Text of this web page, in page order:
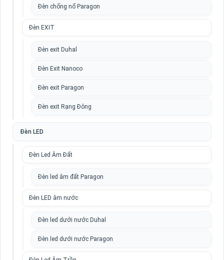
Đèn chống nổ Paragon
Đèn EXIT
Đèn exit Duhal
Đèn Exit Nanoco
Đèn exit Paragon
Đèn exit Rạng Đông
Đèn LED
Đèn Led Âm Đất
Đèn led âm đất Paragon
Đèn LED âm nước
Đèn led dưới nước Duhal
Đèn led dưới nước Paragon